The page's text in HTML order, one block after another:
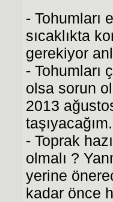
- Tohumları
sıcaklıkta
gerekiyor
- Tohumları
olsa sorun
2013
taşıyacağım.
- Toprak
olmalı ?
yerine
kadar önce